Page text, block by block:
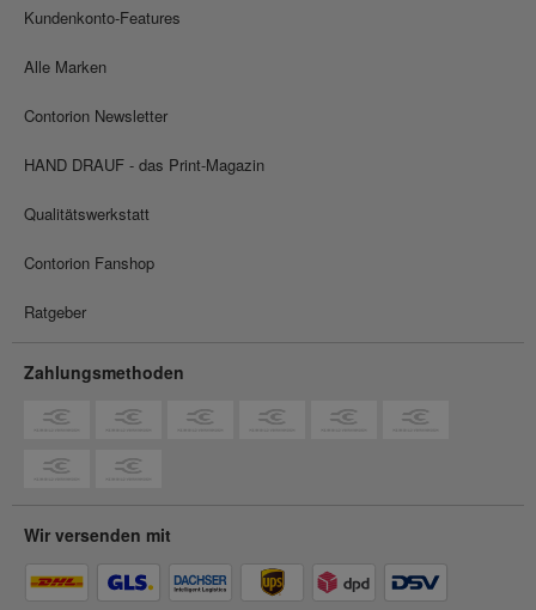
Kundenkonto-Features
Alle Marken
Contorion Newsletter
HAND DRAUF - das Print-Magazin
Qualitätswerkstatt
Contorion Fanshop
Ratgeber
Zahlungsmethoden
Wir versenden mit